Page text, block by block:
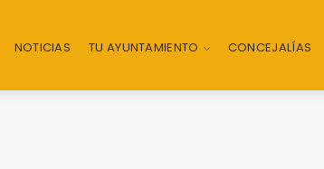
NOTICIAS TU AYUNTAMIENTO CONCEJALÍAS